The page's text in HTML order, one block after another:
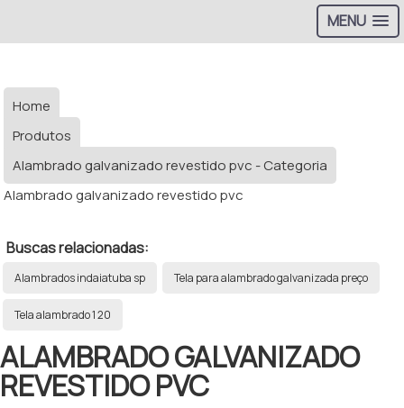
MENU
Home
Produtos
Alambrado galvanizado revestido pvc - Categoria
Alambrado galvanizado revestido pvc
Buscas relacionadas:
Alambrados indaiatuba sp Tela para alambrado galvanizada preço
Tela alambrado 1 20
ALAMBRADO GALVANIZADO
REVESTIDO PVC